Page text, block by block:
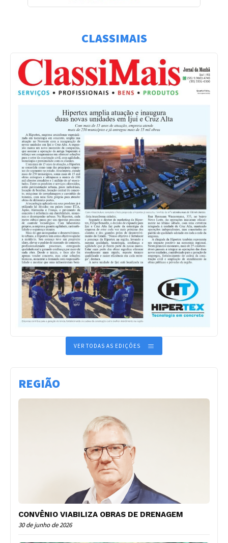
CLASSIMAIS
VER TODAS AS EDIÇÕES
REGIÃO
CONVÊNIO VIABILIZA OBRAS DE DRENAGEM
30 de junho de 2026